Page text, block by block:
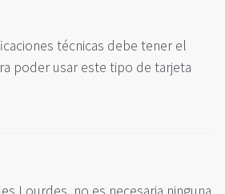
técnicas debe tener el
poder usar este tipo de tarjeta
Lourdes, no es necesaria ninguna